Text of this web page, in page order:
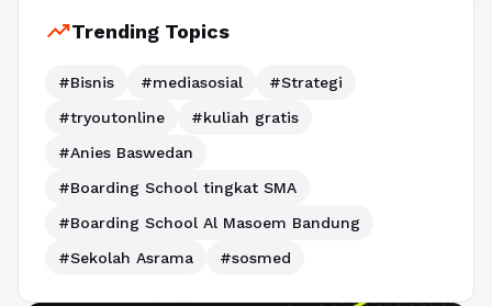
trending_upTrending Topics
#Bisnis #mediasosial
#Strategi
#tryoutonline
#kuliah gratis
#Anies Baswedan
#Boarding School tingkat SMA
#Boarding School Al Masoem Bandung
#Sekolah Asrama
#sosmed